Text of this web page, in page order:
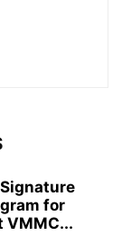
for
VMMC...